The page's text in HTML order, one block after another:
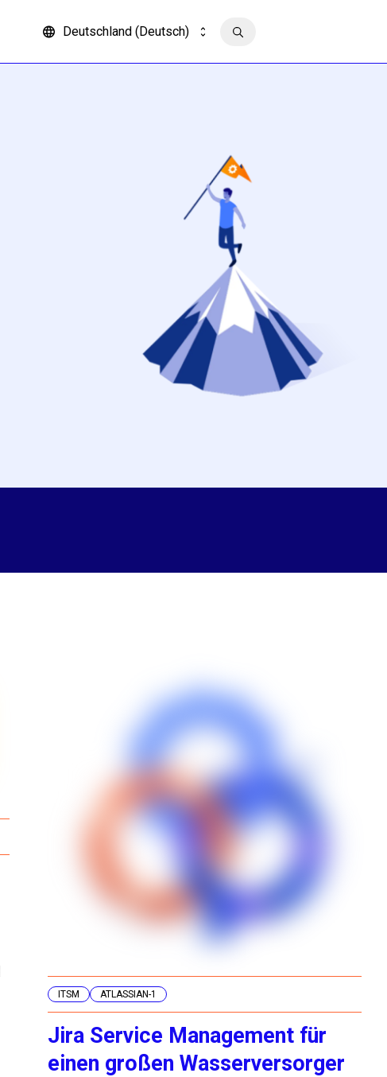
Deutschland (Deutsch)
ITSM ATLASSIAN-1
Jira Service Management für
einen großen Wasserversorger